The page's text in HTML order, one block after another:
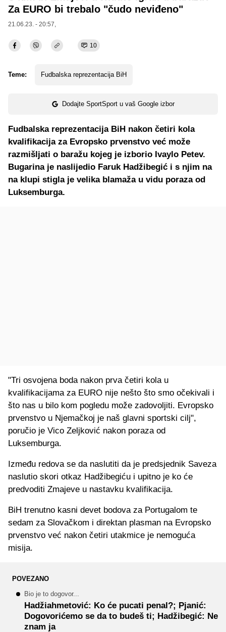
Za EURO bi trebalo "čudo neviđeno"
21.06.23. - 20:57,
10
Teme: Fudbalska reprezentacija BiH
Dodajte SportSport u vaš Google izbor
Fudbalska reprezentacija BiH nakon četiri kola
kvalifikacija za Evropsko prvenstvo već može
razmišljati o baražu kojeg je izborio Ivaylo Petev.
Bugarina je naslijedio Faruk Hadžibegić i s njim na
na klupi stigla je velika blamaža u vidu poraza od
Luksemburga.
"Tri osvojena boda nakon prva četiri kola u
kvalifikacijama za EURO nije nešto što smo očekivali i
što nas u bilo kom pogledu može zadovoljiti. Evropsko
prvenstvo u Njemačkoj je naš glavni sportski cilj",
poručio je Vico Zeljković nakon poraza od
Luksemburga.
Između redova se da naslutiti da je predsjednik Saveza
naslutio skori otkaz Hadžibegiću i upitno je ko će
predvoditi Zmajeve u nastavku kvalifikacija.
BiH trenutno kasni devet bodova za Portugalom te
sedam za Slovačkom i direktan plasman na Evropsko
prvenstvo već nakon četiri utakmice je nemoguća
misija.
POVEZANO
Bio je to dogovor...
Hadžiahmetović: Ko će pucati penal?; Pjanić:
Dogovorićemo se da to budeš ti; Hadžibegić: Ne
znam ja